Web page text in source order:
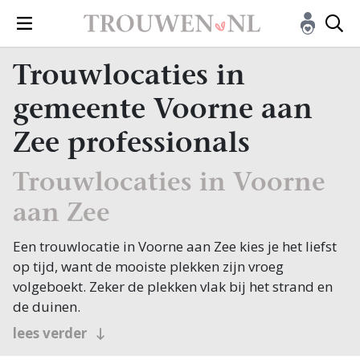
Trouwlocaties in
gemeente Voorne aan
Zee professionals
Trouwlocaties in Voorne
aan Zee
Een trouwlocatie in Voorne aan Zee kies je het liefst
op tijd, want de mooiste plekken zijn vroeg
volgeboekt. Zeker de plekken vlak bij het strand en
de duinen.
Deze jonge gemeente bundelt Brielle, Hellevoetsluis
lees verder